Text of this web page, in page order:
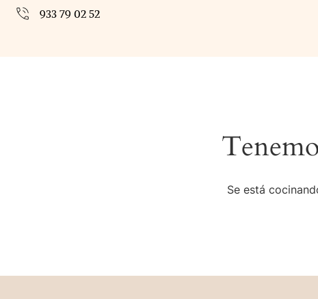
933 79 02 52
Se está